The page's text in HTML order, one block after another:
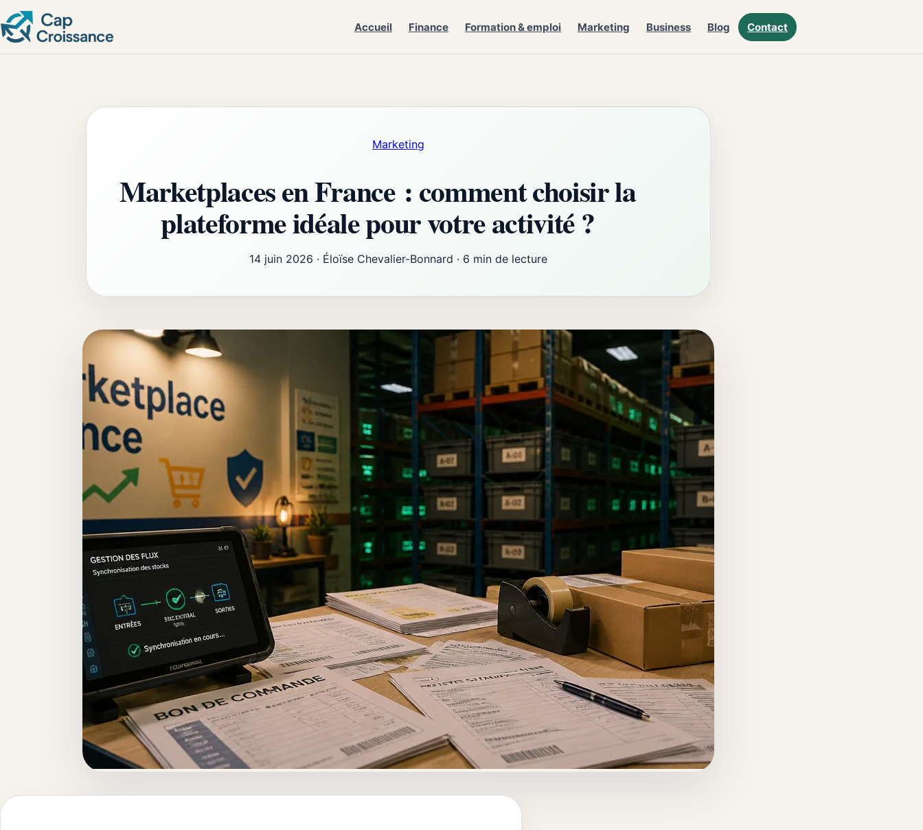
Accueil Finance Formation & emploi Marketing Business Blog Contact
Marketing
Marketplaces en France : comment choisir la
plateforme idéale pour votre activité ?
14 juin 2026 · Éloïse Chevalier-Bonnard · 6 min de lecture